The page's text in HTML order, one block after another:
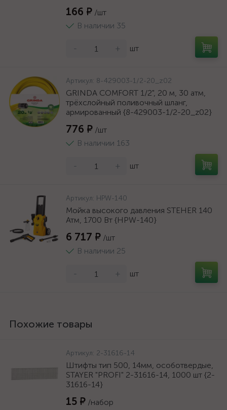
166 ₽ /шт
В наличии 35
- + шт
Артикул: 8-429003-1/2-20_z02
GRINDA COMFORT 1/2", 20 м, 30 атм,
трёхслойный поливочный шланг,
армированный {8-429003-1/2-20_z02}
776 ₽ /шт
В наличии 163
- + шт
Артикул: HPW-140
Мойка высокого давления STEHER 140
Атм, 1700 Вт {HPW-140}
6 717 ₽ /шт
В наличии 25
- + шт
Похожие товары
Артикул: 2-31616-14
Штифты тип 500, 14мм, особотвердые,
STAYER "PROFI" 2-31616-14, 1000 шт {2-
31616-14}
15 ₽ /набор